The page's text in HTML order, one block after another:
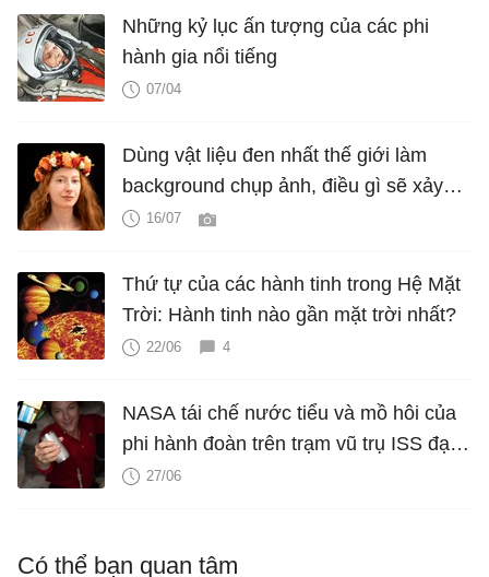
Những kỷ lục ấn tượng của các phi
hành gia nổi tiếng
07/04
Dùng vật liệu đen nhất thế giới làm
background chụp ảnh, điều gì sẽ xảy
ra?16/07
Thứ tự của các hành tinh trong Hệ Mặt
Trời: Hành tinh nào gần mặt trời nhất?
22/06 4
NASA tái chế nước tiểu và mồ hôi của
phi hành đoàn trên trạm vũ trụ ISS đạt
98%27/06
Có thể bạn quan tâm